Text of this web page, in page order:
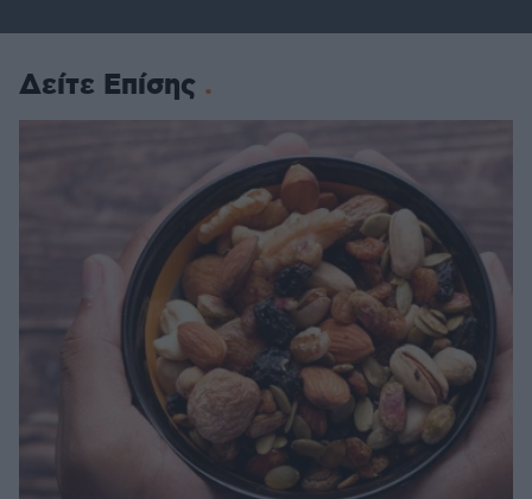
Δείτε Επίσης